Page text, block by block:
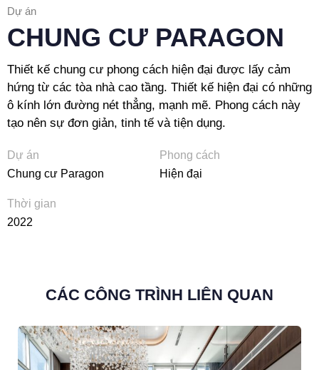
Dự án
CHUNG CƯ PARAGON
Thiết kế chung cư phong cách hiện đại được lấy cảm
hứng từ các tòa nhà cao tầng. Thiết kế hiện đại có những
ô kính lớn đường nét thẳng, mạnh mẽ. Phong cách này
tạo nên sự đơn giản, tinh tế và tiện dụng.
Dự án
Chung cư Paragon
Phong cách
Hiện đại
Thời gian
2022
CÁC CÔNG TRÌNH LIÊN QUAN